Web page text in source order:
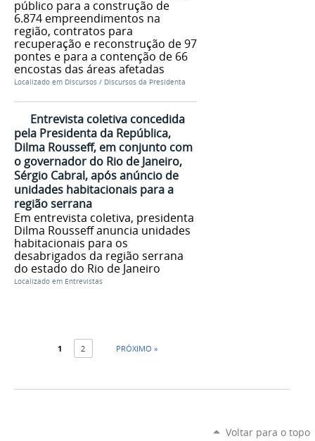
público para a construção de
6.874 empreendimentos na
região, contratos para
recuperação e reconstrução de 97
pontes e para a contenção de 66
encostas das áreas afetadas
Localizado em Discursos / Discursos da Presidenta
Entrevista coletiva concedida
pela Presidenta da República,
Dilma Rousseff, em conjunto com
o governador do Rio de Janeiro,
Sérgio Cabral, após anúncio de
unidades habitacionais para a
região serrana
Em entrevista coletiva, presidenta
Dilma Rousseff anuncia unidades
habitacionais para os
desabrigados da região serrana
do estado do Rio de Janeiro
Localizado em Entrevistas
1 2 PRÓXIMO »
Voltar para o topo